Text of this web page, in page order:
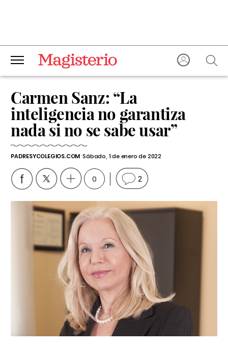
Carmen Sanz: “La
inteligencia no garantiza
nada si no se sabe usar”
PADRESYCOLEGIOS.COM Sábado, 1 de enero de 2022
0 2